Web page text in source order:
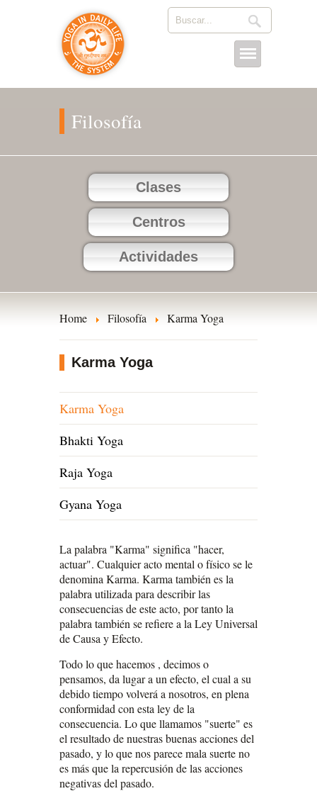
Filosofía
Clases
Centros
Actividades
Home Filosofía Karma Yoga
Karma Yoga
Karma Yoga
Bhakti Yoga
Raja Yoga
Gyana Yoga
La palabra "Karma" significa "hacer,
actuar". Cualquier acto mental o físico se le
denomina Karma. Karma también es la
palabra utilizada para describir las
consecuencias de este acto, por tanto la
palabra también se refiere a la Ley Universal
de Causa y Efecto.
Todo lo que hacemos , decimos o
pensamos, da lugar a un efecto, el cual a su
debido tiempo volverá a nosotros, en plena
conformidad con esta ley de la
consecuencia. Lo que llamamos "suerte" es
el resultado de nuestras buenas acciones del
pasado, y lo que nos parece mala suerte no
es más que la repercusión de las acciones
negativas del pasado.